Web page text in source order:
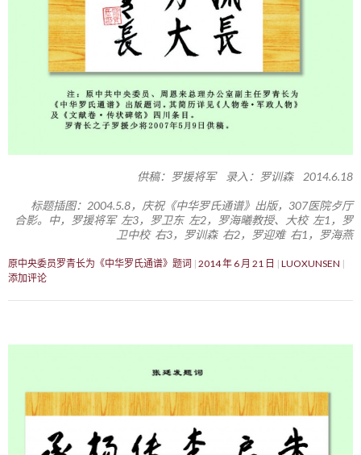
供稿：罗援将军 录入：罗训森 2014.6.18
标题插图：2004.5.8，庆祝《中华罗氏通谱》出版，307医院歺厅
合影。中，罗援将军 左3，罗卫东 左2，罗海曦教授、大校 左1，罗
卫中校 右3，罗训森 右2，罗迎难 右1，罗海燕
原中央委员罗青长为《中华罗氏通谱》题词 2014 年 6 月 21 日
LUOXUNSEN
添加评论